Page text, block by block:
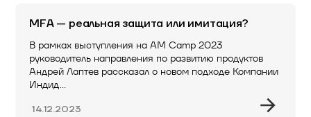
MFA — реальная защита или имитация?
В рамках выступления на AM Camp 2023
руководитель направления по развитию продуктов
Андрей Лаптев рассказал о новом подходе Компании
Индид…
14.12.2023